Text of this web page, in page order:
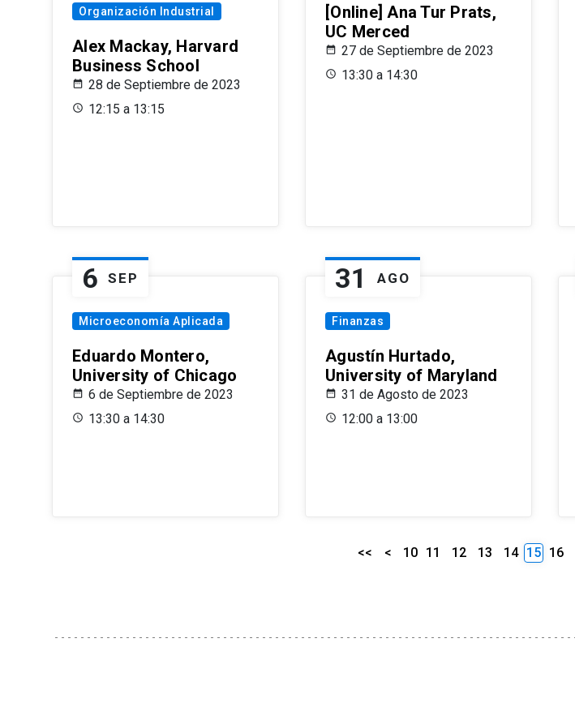
Organización Industrial
Alex Mackay, Harvard
Business School
28 de Septiembre de 2023
12:15 a 13:15
[Online] Ana Tur Prats,
UC Merced
27 de Septiembre de 2023
13:30 a 14:30
6 SEP
Microeconomía Aplicada
Eduardo Montero,
University of Chicago
6 de Septiembre de 2023
13:30 a 14:30
31 AGO
Finanzas
Agustín Hurtado,
University of Maryland
31 de Agosto de 2023
12:00 a 13:00
<< < 10 11 12 13 14 15 16